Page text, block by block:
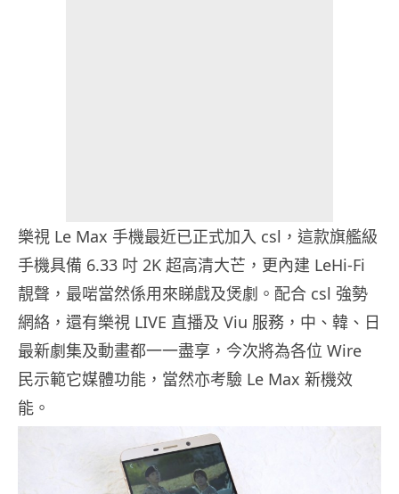
樂視 Le Max 手機最近已正式加入 csl，這款旗艦級
手機具備 6.33 吋 2K 超高清大芒，更內建 LeHi-Fi
靚聲，最啱當然係用來睇戲及煲劇。配合 csl 強勢
網絡，還有樂視 LIVE 直播及 Viu 服務，中、韓、日
最新劇集及動畫都一一盡享，今次將為各位 Wire
民示範它媒體功能，當然亦考驗 Le Max 新機效
能。